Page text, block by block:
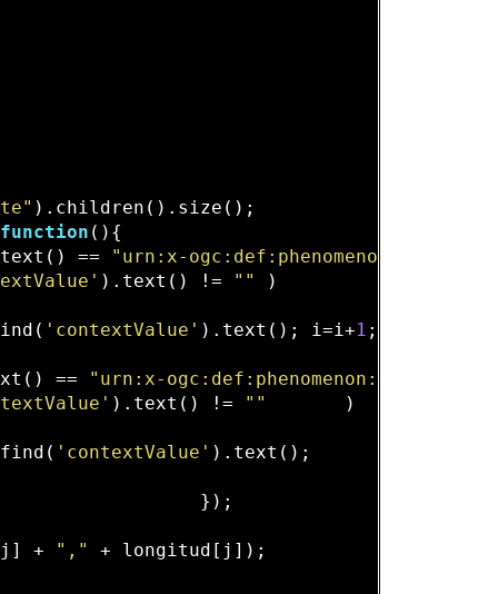
).children().size();
function () {
== "urn:x-
).text() != ""
)
'contextValue' ).text(); i=i+1 ;
== "urn:x-
).text() != ""
       )
'contextValue' ).text();
});
+ ","
+ longitud[j]);